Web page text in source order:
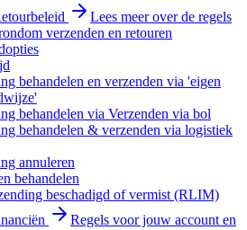
Lees meer over de regels
verzenden en retouren
behandelen en verzenden via 'eigen
behandelen via Verzenden via bol
behandelen & verzenden via logistiek
annuleren
behandelen
beschadigd of vermist (RLIM)
Regels voor jouw account en